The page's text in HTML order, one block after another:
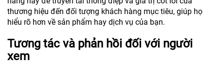
thương hiệu đến đối tượng khách hàng mục tiêu, giúp họ
hiểu rõ hơn về sản phẩm hay dịch vụ của bạn.
Tương tác và phản hồi đối với người
xem